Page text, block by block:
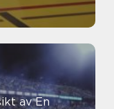
av En